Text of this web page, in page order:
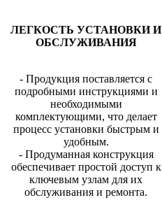
ЛЕГКОСТЬ УСТАНОВКИ И
ОБСЛУЖИВАНИЯ
- Продукция поставляется с
подробными инструкциями и
необходимыми
комплектующими, что делает
процесс установки быстрым и
удобным.
- Продуманная конструкция
обеспечивает простой доступ к
ключевым узлам для их
обслуживания и ремонта.